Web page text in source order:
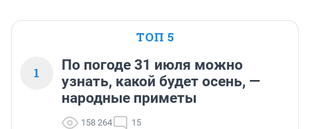
ТОП 5
1
По погоде 31 июля можно
узнать, какой будет осень, —
народные приметы
158 264 15